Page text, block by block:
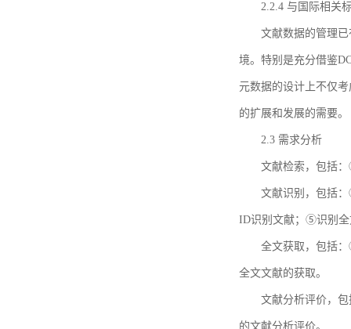
2.2.4 与国际相关
文献数据的管理
境。特别是充分借鉴
元数据的设计上不仅
的扩展和发展的需要。
2.3 需求分析
文献检索，包括
文献识别，包括
ID识别文献；⑤识别全
全文获取，包括
全文文献的获取。
文献分析评价，
的文献分析评价。